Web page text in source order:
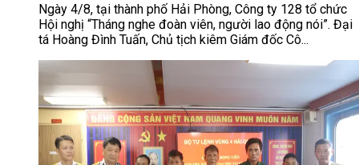
Ngày 4/8, tại thành phố Hải Phòng, Công ty 128 tổ chức
Hội nghị “Tháng nghe đoàn viên, người lao động nói”. Đại
tá Hoàng Đình Tuấn, Chủ tịch kiêm Giám đốc Cô...